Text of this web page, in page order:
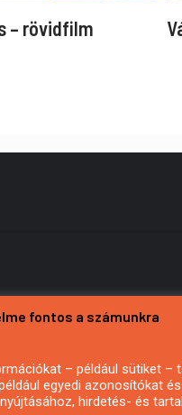
– rövidfilm
fontos a számunkra
– például sütiket
egyedi azonosítókat
hirdetés- és